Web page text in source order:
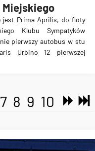
Prima Aprilis, do floty
Klubu Sympatyków
pierwszy autobus w stu
Urbino 12 pierwszej
7 8 9 10